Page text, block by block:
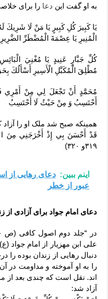
به او گفت این دعا را برای
يَا كَبِيرَ كُلِ‏ كَبِيرٍ يَا مَنْ لَا شَرِيكَ
الْمُنِيرِ يَا عِصْمَةَ الْمُضْطَرِّ
كُلِّ جَبَّارٍ عَنِيدٍ يَا مُغْنِيَ
مُطْلِقَ الْمُكَبَّلِ‏ الْأَسِيرِ أَسْأَلُكَ
مُحَمَّدٍ أَنْ تَجْعَلَ لِي مِنْ أَمْرِي
أَحْتَسِبُ وَ مِنْ حَيْثُ لَا أَحْتَسِبُ
همینکه صبح شد ملک او را
۳۱۹و ۳۲۰)
اینم ببین: دعای رهایی از
عبور از خطر
دعای امام جواد برای آزادی از
علی ابن مهزیار از امام جواد
دنبال رهایی از زندان بوده را
را به او آموخته و مداومت در
اند. نقل است که چندی بعد از
آزاد شد: